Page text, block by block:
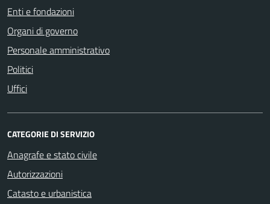
Enti e fondazioni
Organi di governo
Personale amministrativo
Politici
Uffici
CATEGORIE DI SERVIZIO
Anagrafe e stato civile
Autorizzazioni
Catasto e urbanistica